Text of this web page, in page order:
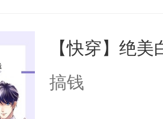
来，给老公
用力——为你
【快穿】绝
搞钱